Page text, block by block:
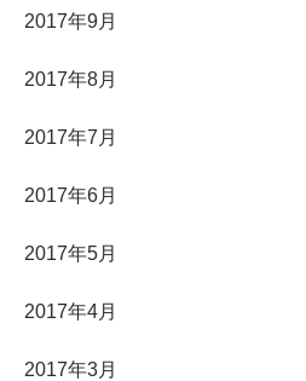
2017年9月
2017年8月
2017年7月
2017年6月
2017年5月
2017年4月
2017年3月